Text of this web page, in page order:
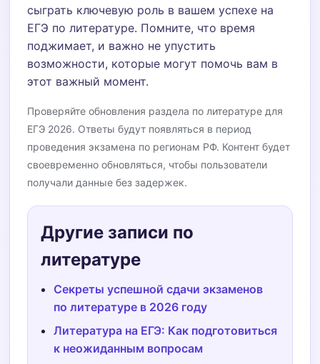
сыграть ключевую роль в вашем успехе на
ЕГЭ по литературе. Помните, что время
поджимает, и важно не упустить
возможности, которые могут помочь вам в
этот важный момент.
Проверяйте обновления раздела по литературе для
ЕГЭ 2026. Ответы будут появляться в период
проведения экзамена по регионам РФ. Контент будет
своевременно обновляться, чтобы пользователи
получали данные без задержек.
Другие записи по
литературе
Секреты успешной сдачи экзаменов
по литературе в 2026 году
Литература на ЕГЭ: Как подготовиться
к неожиданным вопросам